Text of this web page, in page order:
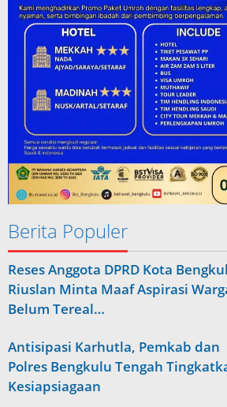
Berita Populer
Reses Anggota DPRD Kota
Riuslan Minta Maaf Aspirasi
Belum Tereal…
Antisipasi Karhutla, Pemkab dan
Polres Bengkulu Tengah
Kesiapsiagaan